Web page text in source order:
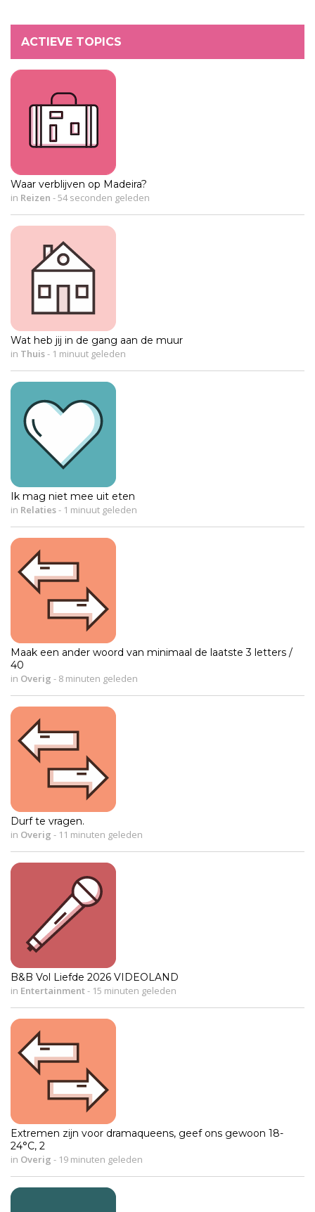
ACTIEVE TOPICS
Waar verblijven op Madeira?
in Reizen -54 seconden geleden
Wat heb jij in de gang aan de muur
in Thuis- 1 minuut geleden
Ik mag niet mee uit eten
in Relaties- 1 minuut geleden
Maak een ander woord van minimaal de laatste 3 letters /
40
in Overig - 8 minuten geleden
Durf te vragen.
in Overig - 11 minuten geleden
B&B Vol Liefde 2026 VIDEOLAND
in Entertainment- 15 minuten geleden
Extremen zijn voor dramaqueens, geef ons gewoon 18-
24°C, 2
in Overig - 19 minuten geleden